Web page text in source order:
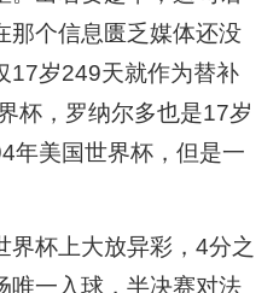
那个信息匮乏媒体还没
17岁249天就作为替补
杯，罗纳尔多也是17岁
年美国世界杯，但是一
界杯上大放异彩，4分之
唯一入球，半决赛对法